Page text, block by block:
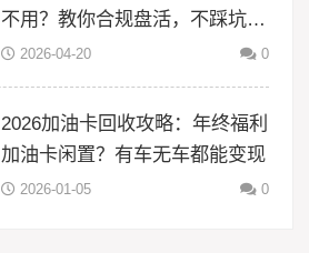
不用？教你合规盘活，不踩坑更
省心2026-04-20 0
2026加油卡回收攻略：年终福利
加油卡闲置？有车无车都能变现
2026-01-05 0